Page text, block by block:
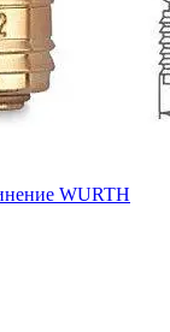
WURTH